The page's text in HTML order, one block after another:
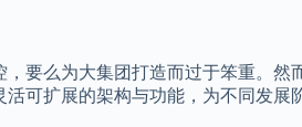
要么为大集团打造而过于笨重。然
可扩展的架构与功能，为不同发展